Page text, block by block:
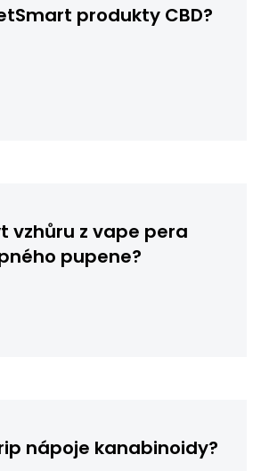
produkty CBD?
vzhůru z vape pera
pupene?
nápoje kanabinoidy?